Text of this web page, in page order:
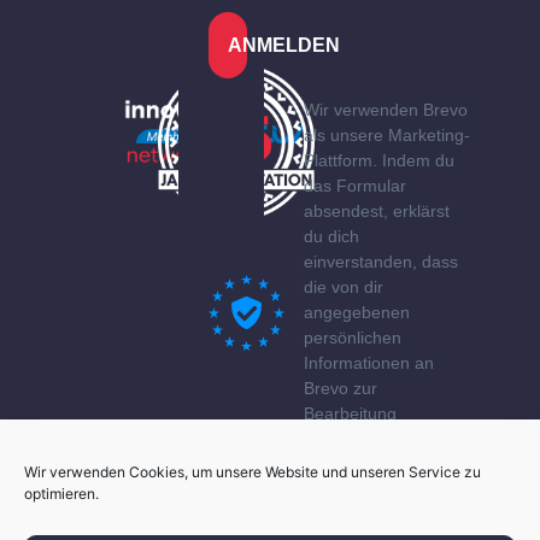
Wir verwenden Cookies, um unsere Website und unseren Service zu
optimieren.
ANMELDEN
Wir verwenden Brevo
als unsere Marketing-
Plattform. Indem du
das Formular
absendest, erklärst
du dich
einverstanden, dass
die von dir
angegebenen
persönlichen
Informationen an
Brevo zur
Bearbeitung
gemäß den